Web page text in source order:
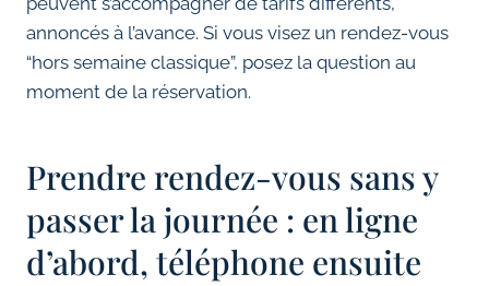
annoncés à l’avance. Si vous visez un rendez-vous
“hors semaine classique”, posez la question au
moment de la réservation.
Prendre rendez-vous sans y
passer la journée : en ligne
d’abord, téléphone ensuite